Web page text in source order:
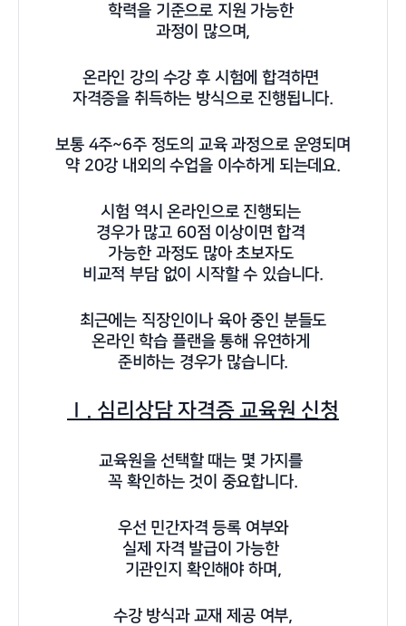
학력을 기준으로 지원 가능한
과정이 많으며,
온라인 강의 수강 후 시험에 합격하면
자격증을 취득하는 방식으로 진행됩니다.
보통 4주~6주 정도의 교육 과정으로 운영되며
약 20강 내외의 수업을 이수하게 되는데요.
시험 역시 온라인으로 진행되는
경우가 많고 60점 이상이면 합격
가능한 과정도 많아 초보자도
비교적 부담 없이 시작할 수 있습니다.
최근에는 직장인이나 육아 중인 분들도
온라인 학습 플랜을 통해 유연하게
준비하는 경우가 많습니다.
Ⅰ. 심리상담 자격증 교육원 신청
교육원을 선택할 때는 몇 가지를
꼭 확인하는 것이 중요합니다.
우선 민간자격 등록 여부와
실제 자격 발급이 가능한
기관인지 확인해야 하며,
수강 방식과 교재 제공 여부,